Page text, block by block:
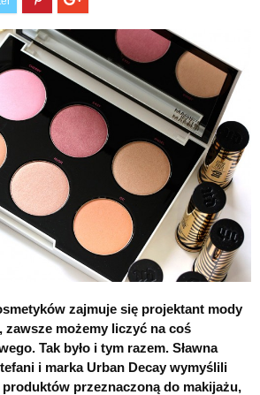
zajmuje się projektant mody
zawsze możemy liczyć na coś
Tak było i tym razem. Sławna
i marka Urban Decay wymyślili
przeznaczoną do makijażu,